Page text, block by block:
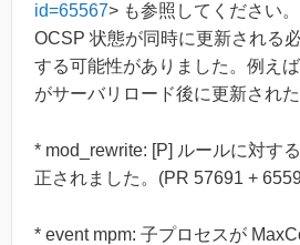
id=65567> も参照してください
OCSP 状態が同時に更新される
する可能性がありました。例え
がサーバリロード後に更新された
* mod_rewrite: [P] ルールに対す
正されました。(PR 57691 +
* event mpm: 子プロセスが